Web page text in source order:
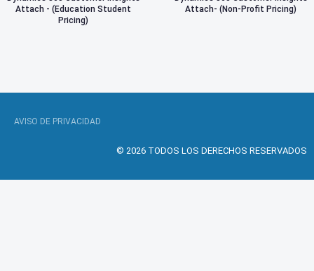
Attach - (Education Student
Pricing)
Attach- (Non-Profit Pricing)
AVISO DE PRIVACIDAD
© 2026 TODOS LOS DERECHOS RESERVADOS